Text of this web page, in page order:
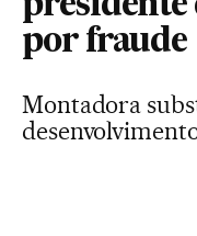
presidente
por fraude
Montadora